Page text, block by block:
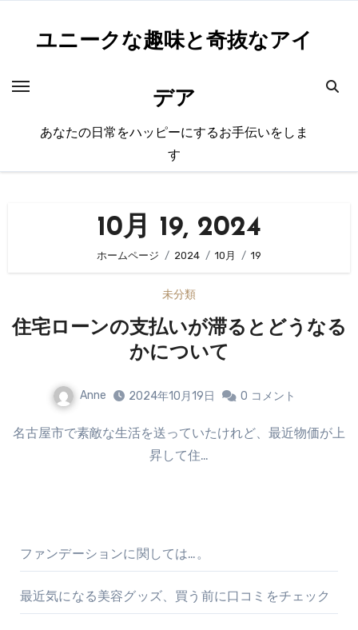
ユニークな趣味と奇抜なアイ
デア
あなたの日常をハッピーにするお手伝いをしま
す
10月 19, 2024
ホームページ 2024 10月 19
未分類
住宅ローンの支払いが滞るとどうなる
かについて
Anne 2024年10月19日 0 コメント
名古屋市で素敵な生活を送っていたけれど、最近物価が上
昇して住…
ファンデーションに関しては…。
最近気になる美容グッズ、買う前に口コミをチェック